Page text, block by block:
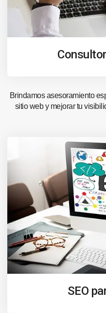
Brindamos asesoramiento
sitio web y mejorar tu
SEO